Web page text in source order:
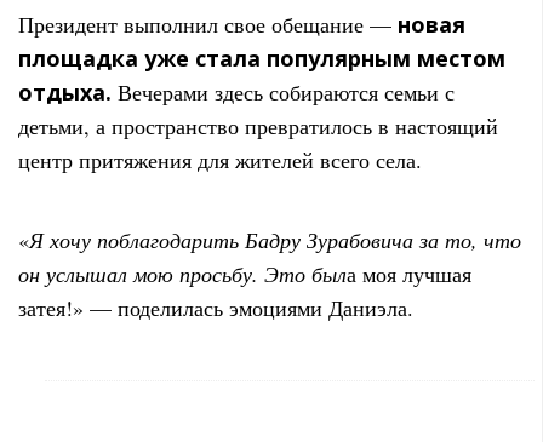
Президент выполнил свое обещание — новая
площадка уже стала популярным местом
отдыха. Вечерами здесь собираются семьи с
детьми, а пространство превратилось в настоящий
центр притяжения для жителей всего села.
«Я хочу поблагодарить Бадру Зурабовича за то, что
он услышал мою просьбу. Это была моя лучшая
затея!» — поделилась эмоциями Даниэла.